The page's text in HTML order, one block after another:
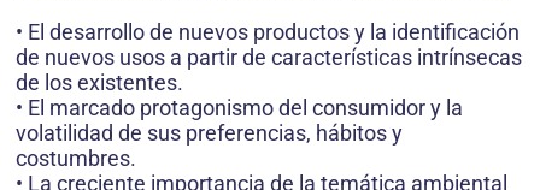
• El desarrollo de nuevos productos y la identificación
de nuevos usos a partir de características intrínsecas
de los existentes.
• El marcado protagonismo del consumidor y la
volatilidad de sus preferencias, hábitos y
costumbres.
• La creciente importancia de la temática ambiental